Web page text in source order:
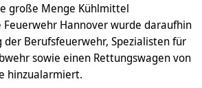
große Menge Kühlmittel
Feuerwehr Hannover wurde daraufhin
der Berufsfeuerwehr, Spezialisten für
sowie einen Rettungswagen von
hinzualarmiert.